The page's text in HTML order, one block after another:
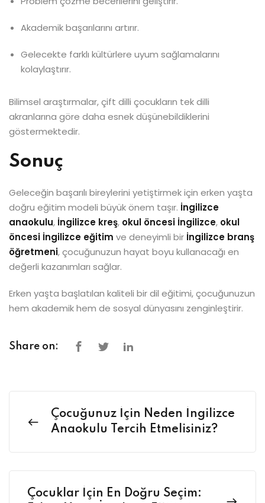
Akademik başarılarını artırır.
Gelecekte farklı kültürlere uyum sağlamalarını
kolaylaştırır.
Bilimsel araştırmalar, çift dilli çocukların tek dilli
akranlarına göre daha esnek düşünebildiklerini
göstermektedir.
Sonuç
Geleceğin başarılı bireylerini yetiştirmek için erken yaşta
doğru eğitim modeli büyük önem taşır. İngilizce
anaokulu, İngilizce kreş, okul öncesi İngilizce, okul
öncesi İngilizce eğitim ve deneyimli bir İngilizce branş
öğretmeni, çocuğunuzun hayat boyu kullanacağı en
değerli kazanımları sağlar.
Erken yaşta başlatılan kaliteli bir dil eğitimi, çocuğunuzun
hem akademik hem de sosyal dünyasını zenginleştirir.
Share on:
Çocuğunuz İçin Neden İngilizce
Anaokulu Tercih Etmelisiniz?
Çocuklar İçin En Doğru Seçim: